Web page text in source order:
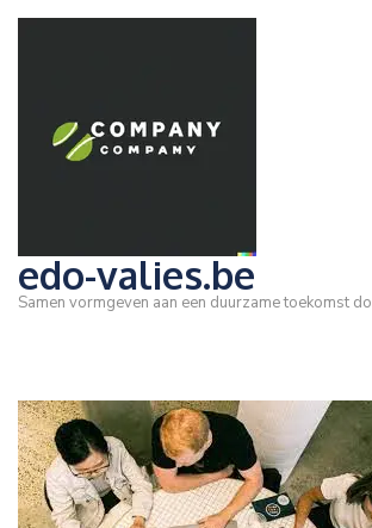
Ga
edo-valies.be
Samen vormgeven aan een duurzame toekomst